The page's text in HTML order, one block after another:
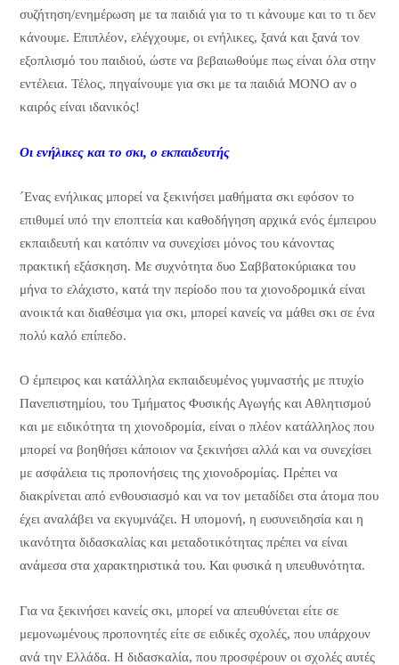
συζήτηση/ενημέρωση με τα παιδιά για το τι κάνουμε και το τι δεν
κάνουμε. Επιπλέον, ελέγχουμε, οι ενήλικες, ξανά και ξανά τον
εξοπλισμό του παιδιού, ώστε να βεβαιωθούμε πως είναι όλα στην
εντέλεια. Τέλος, πηγαίνουμε για σκι με τα παιδιά ΜΟΝΟ αν ο
καιρός είναι ιδανικός!
Οι ενήλικες και το σκι, ο εκπαιδευτής
´Ενας ενήλικας μπορεί να ξεκινήσει μαθήματα σκι εφόσον το
επιθυμεί υπό την εποπτεία και καθοδήγηση αρχικά ενός έμπειρου
εκπαιδευτή και κατόπιν να συνεχίσει μόνος του κάνοντας
πρακτική εξάσκηση. Με συχνότητα δυο Σαββατοκύριακα του
μήνα το ελάχιστο, κατά την περίοδο που τα χιονοδρομικά είναι
ανοικτά και διαθέσιμα για σκι, μπορεί κανείς να μάθει σκι σε ένα
πολύ καλό επίπεδο.
Ο έμπειρος και κατάλληλα εκπαιδευμένος γυμναστής με πτυχίο
Πανεπιστημίου, του Τμήματος Φυσικής Αγωγής και Αθλητισμού
και με ειδικότητα τη χιονοδρομία, είναι ο πλέον κατάλληλος που
μπορεί να βοηθήσει κάποιον να ξεκινήσει αλλά και να συνεχίσει
με ασφάλεια τις προπονήσεις της χιονοδρομίας. Πρέπει να
διακρίνεται από ενθουσιασμό και να τον μεταδίδει στα άτομα που
έχει αναλάβει να εκγυμνάζει. Η υπομονή, η ευσυνειδησία και η
ικανότητα διδασκαλίας και μεταδοτικότητας πρέπει να είναι
ανάμεσα στα χαρακτηριστικά του. Και φυσικά η υπευθυνότητα.
Για να ξεκινήσει κανείς σκι, μπορεί να απευθύνεται είτε σε
μεμονωμένους προπονητές είτε σε ειδικές σχολές, που υπάρχουν
ανά την Ελλάδα. Η διδασκαλία, που προσφέρουν οι σχολές αυτές